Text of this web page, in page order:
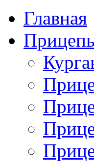
Главная